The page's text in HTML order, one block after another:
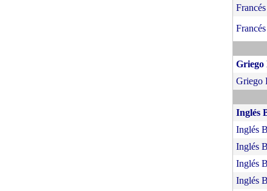
Griego
Griego
Inglés
Inglés
Inglés
Inglés
Inglés